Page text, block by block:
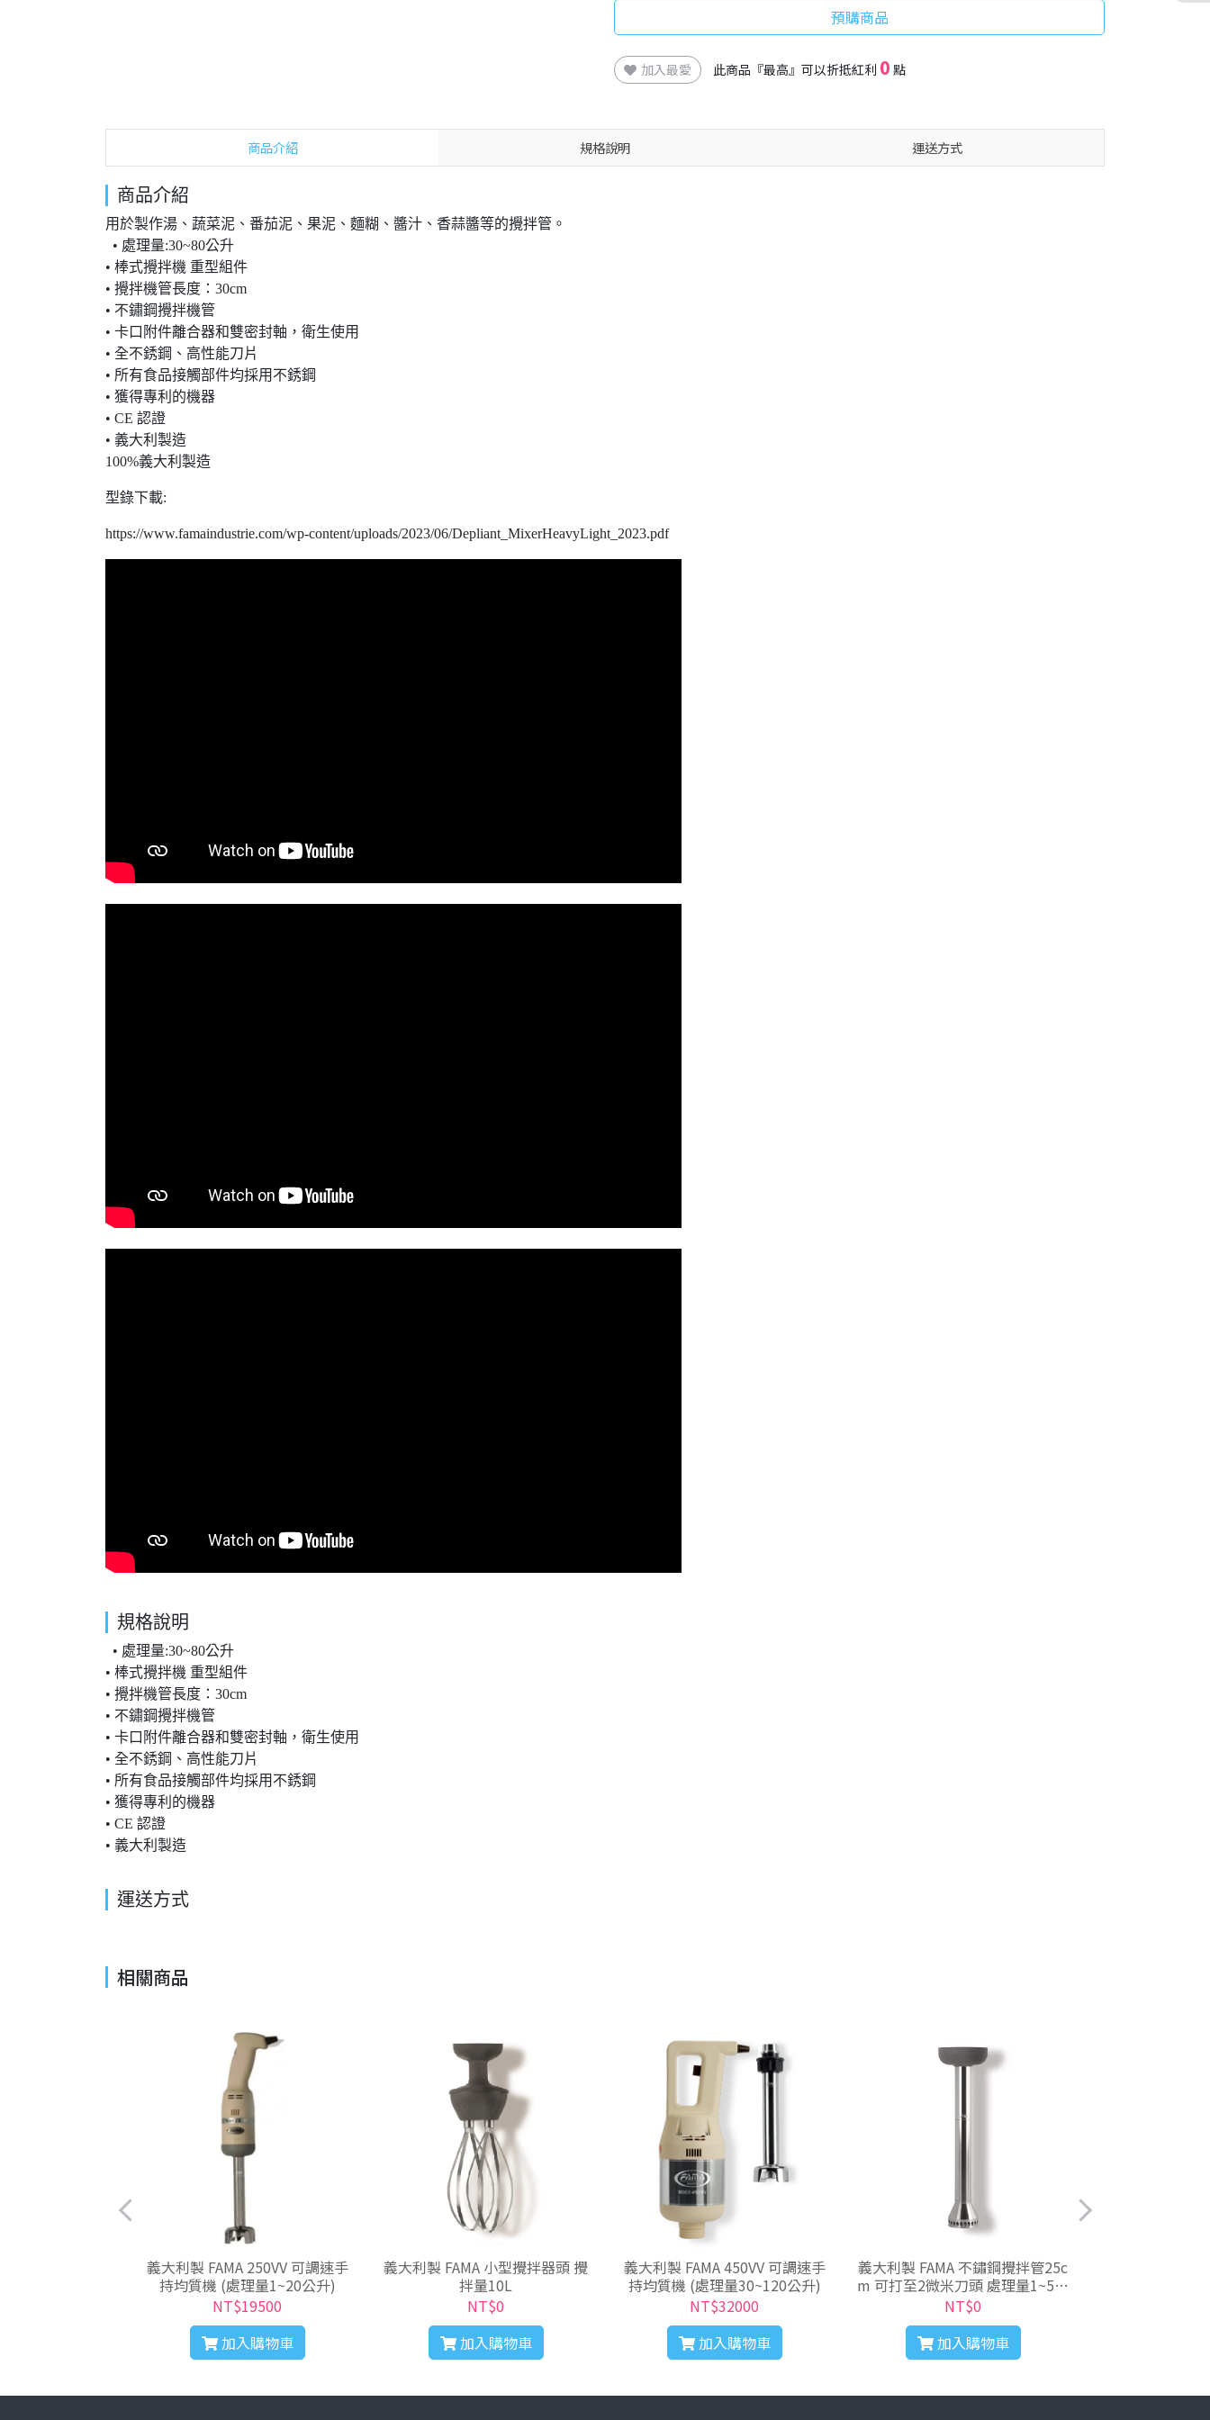
預購商品
加入最愛 此商品『最高』可以折抵紅利 0 點
商品介紹 規格說明 運送方式
商品介紹
用於製作湯、蔬菜泥、番茄泥、果泥、麵糊、醬汁、香蒜醬等的攪拌管。
• 處理量:30~80公升
• 棒式攪拌機 重型組件
• 攪拌機管長度：30cm
• 不鏽鋼攪拌機管
• 卡口附件離合器和雙密封軸，衛生使用
• 全不銹鋼、高性能刀片
• 所有食品接觸部件均採用不銹鋼
• 獲得專利的機器
• CE 認證
• 義大利製造
100%義大利製造
型錄下載:
https://www.famaindustrie.com/wp-content/uploads/2023/06/Depliant_MixerHeavyLight_2023.pdf
規格說明
• 處理量:30~80公升
• 棒式攪拌機 重型組件
• 攪拌機管長度：30cm
• 不鏽鋼攪拌機管
• 卡口附件離合器和雙密封軸，衛生使用
• 全不銹鋼、高性能刀片
• 所有食品接觸部件均採用不銹鋼
• 獲得專利的機器
• CE 認證
• 義大利製造
運送方式
相關商品
義大利製 FAMA 250VV 可調速手
持均質機 (處理量1~20公升)
NT$19500
加入購物車
義大利製 FAMA 小型攪拌器頭 攪
拌量10L
NT$0
加入購物車
義大利製 FAMA 450VV 可調速手
持均質機 (處理量30~120公升)
NT$32000
加入購物車
義大利製 FAMA 不鏽鋼攪拌管25c
m 可打至2微米刀頭 處理量1~5公
升
NT$0
加入購物車